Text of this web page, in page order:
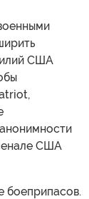
США
США
боеприпасов.